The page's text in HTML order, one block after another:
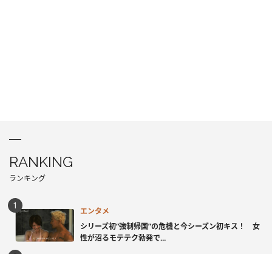
RANKING
ランキング
エンタメ
シリーズ初“強制帰国”の危機と今シーズン初キス！ 女
性が沼るモテテク勃発で...